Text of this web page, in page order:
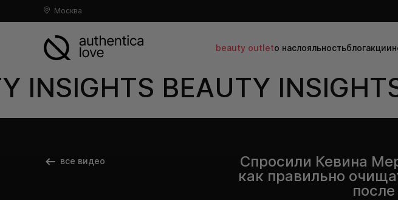
Москва
beauty outletо наслояльностьблогакции
BEAUTY
все видео
Спросили Кевина
как правильно